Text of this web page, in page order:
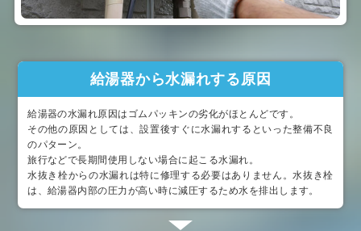
給湯器から水漏れする原因
給湯器の水漏れ原因はゴムパッキンの劣化がほとんどです。
その他の原因としては、設置後すぐに水漏れするといった整備不良
のパターン。
旅行などで長期間使用しない場合に起こる水漏れ。
水抜き栓からの水漏れは特に修理する必要はありません。水抜き栓
は、給湯器内部の圧力が高い時に減圧するため水を排出します。